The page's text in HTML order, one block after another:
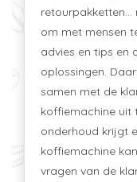
om met mensen
advies en tips en
oplossingen.
samen met de
koffiemachine uit
onderhoud krijgt
koffiemachine
vragen van de